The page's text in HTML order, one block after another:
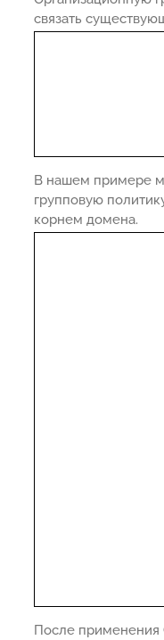
связать
В нашем примере
групповую
корнем домена.
После применения